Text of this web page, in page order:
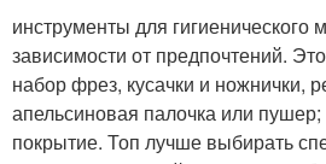
инструменты для гигиенического
зависимости от предпочтений.
набор фрез, кусачки и ножнички,
апельсиновая палочка или
покрытие. Топ лучше выбирать